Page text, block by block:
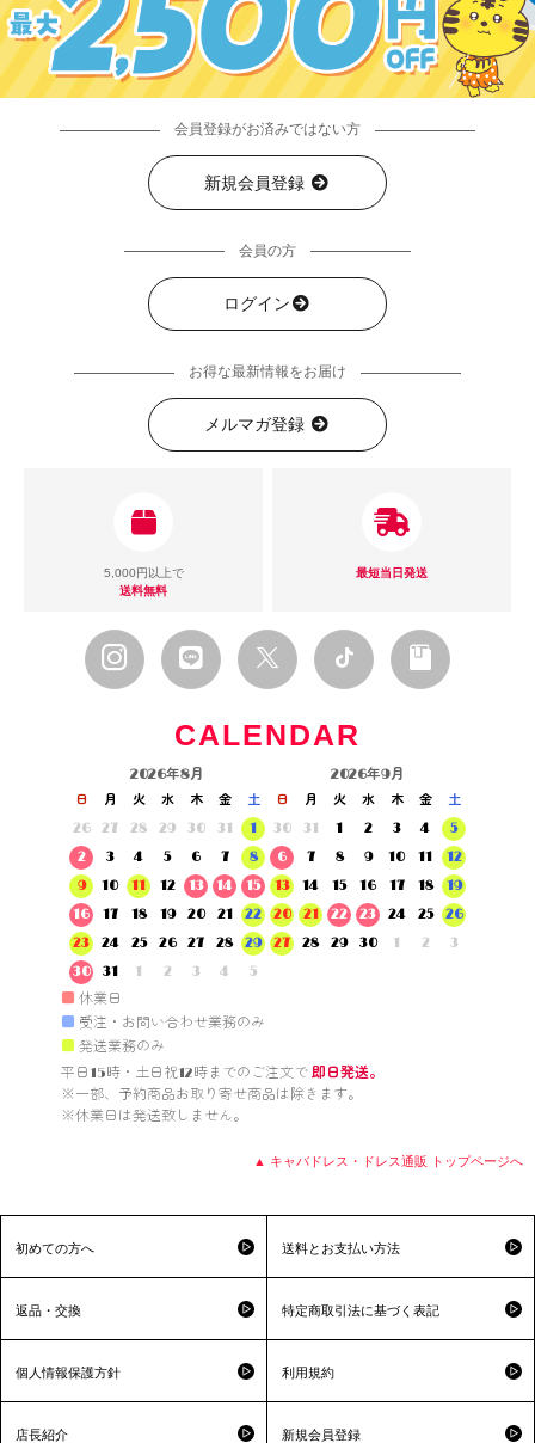
会員登録がお済みではない方
新規会員登録
会員の方
ログイン
お得な最新情報をお届け
メルマガ登録
5,000円以上で
送料無料
最短当日発送
CALENDAR
2026年8月
日 月 火 水 木 金
土
26
27 28 29 30 31
1
2
3 4 5 6 7
8
9
10 11 12 13 14
15
16
17 18 19 20 21
22
23
24 25 26 27 28
29
30
31 1 2 3 4 5
2026年9月
日 月 火 水 木 金
土
30
31 1 2 3 4
5
6
7 8 9 10 11
12
13
14 15 16 17 18
19
20
21 22 23 24 25
26
27
28 29 30 1 2 3
■ 休業日
■ 受注・お問い合わせ業務のみ
■ 発送業務のみ
平日15時・土日祝12時までのご注文で 即日発送。
※一部、予約商品お取り寄せ商品は除きます。
※休業日は発送致しません。
▲ キャバドレス・ドレス通販 トップページへ
初めての方へ 送料とお支払い方法
返品・交換 特定商取引法に基づく表記
個人情報保護方針 利用規約
店長紹介 新規会員登録